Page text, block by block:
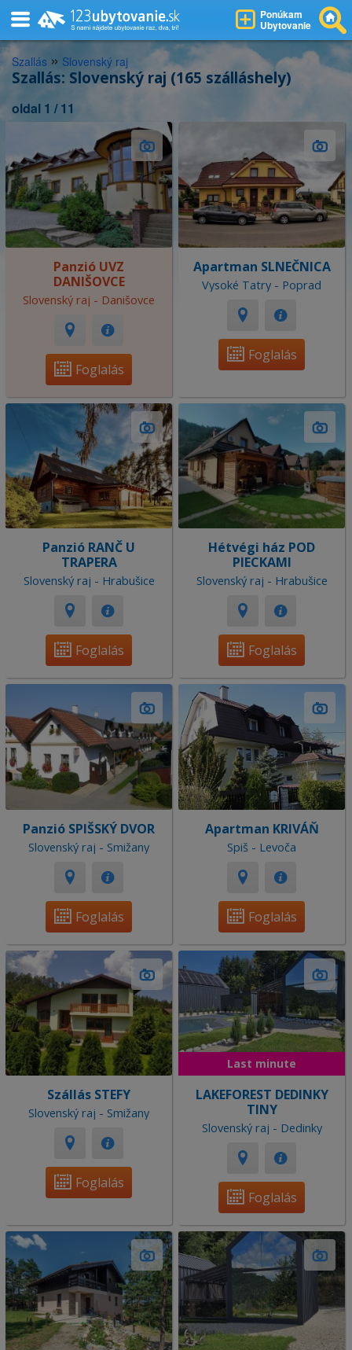
Ponúkam
Ubytovanie
Szallás » Slovenský raj
Szallás: Slovenský raj (165 szálláshely)
oldal 1 / 11
Panzió UVZ
DANIŠOVCE
Slovenský raj - Danišovce
Foglalás
Apartman SLNEČNICA
Vysoké Tatry - Poprad
Foglalás
Panzió RANČ U
TRAPERA
Slovenský raj - Hrabušice
Foglalás
Hétvégi ház POD
PIECKAMI
Slovenský raj - Hrabušice
Foglalás
Panzió SPIŠSKÝ DVOR
Slovenský raj - Smižany
Foglalás
Apartman KRIVÁŇ
Spiš - Levoča
Foglalás
Szállás STEFY
Slovenský raj - Smižany
Foglalás
Last minute
LAKEFOREST DEDINKY
TINY
Slovenský raj - Dedinky
Foglalás